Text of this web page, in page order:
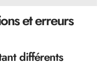
et erreurs
différents